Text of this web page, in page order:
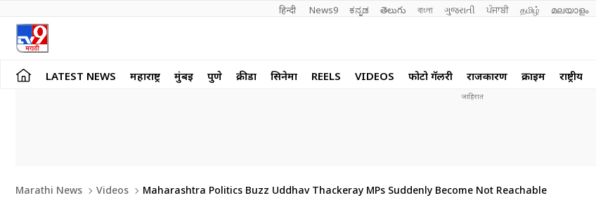
हिन्दी News9 ಕನ್ನಡ తెలుగు বাংলা ગુજરાતી ਪੰਜਾਬੀ தமிழ் മലയാളം
LATEST NEWS महाराष्ट्र मुंबई पुणे क्रीडा सिनेमा REELS VIDEOS फोटो गॅलरी राजकारण क्राईम राष्ट्रीय
Marathi News Videos Maharashtra Politics Buzz Uddhav Thackeray MPs Suddenly Become Not Reachable